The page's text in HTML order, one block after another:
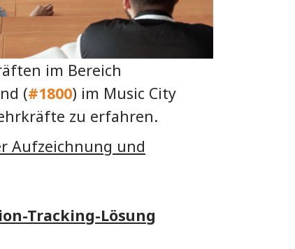
im Bereich
(#1800) im Music City
zu erfahren.
Aufzeichnung und
Tracking-Lösung